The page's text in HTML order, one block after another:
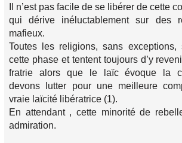
Il n’est pas facile de se libérer de cette
qui dérive inéluctablement sur des
mafieux.
Toutes les religions, sans exceptions,
cette phase et tentent toujours d’y
fratrie alors que le laïc évoque la
devons lutter pour une meilleure
vraie laïcité libératrice (1).
En attendant , cette minorité de
admiration.